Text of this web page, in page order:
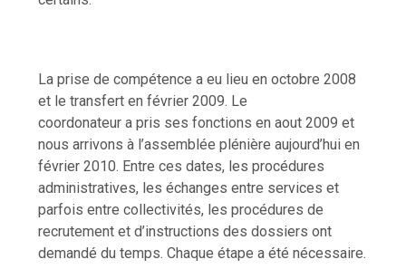
La prise de compétence a eu lieu en octobre 2008
et le transfert en février 2009. Le
coordonateur a pris ses fonctions en aout 2009 et
nous arrivons à l’assemblée plénière aujourd’hui en
février 2010. Entre ces dates, les procédures
administratives, les échanges entre services et
parfois entre collectivités, les procédures de
recrutement et d’instructions des dossiers ont
demandé du temps. Chaque étape a été nécessaire.